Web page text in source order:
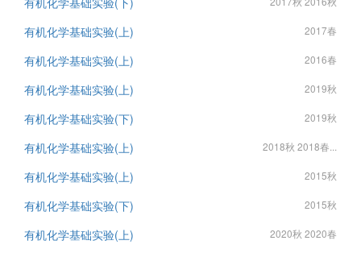
有机化学基础实验(上) 2017春
有机化学基础实验(上) 2016春
有机化学基础实验(上) 2019秋
有机化学基础实验(下) 2019秋
有机化学基础实验(上) 2018秋 2018春...
有机化学基础实验(上) 2015秋
有机化学基础实验(下) 2015秋
有机化学基础实验(上) 2020秋 2020春